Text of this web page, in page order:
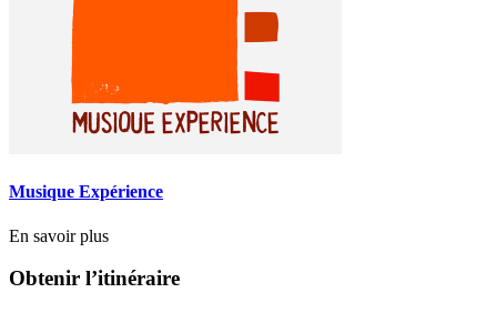
Musique Expérience
En savoir plus
Obtenir l’itinéraire